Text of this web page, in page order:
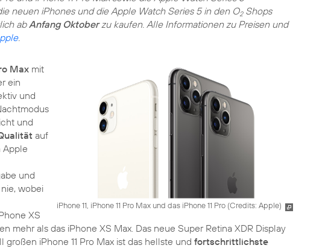
neuen iPhones und die Apple Watch Series 5 in den O2Shops
abAnfang Oktoberzu kaufen. Alle Informationen zu Preisen und
.
iPhone 11, iPhone 11 Pro Max und das iPhone 11 Pro (Credits: Apple)
Max mit
ein
und
und
auf
Apple
und
wobei
XS
mehr als das iPhone XS Max. Das neue Super Retina XDR Display
iPhone 11 Pro Max ist das hellste und fortschrittlichste